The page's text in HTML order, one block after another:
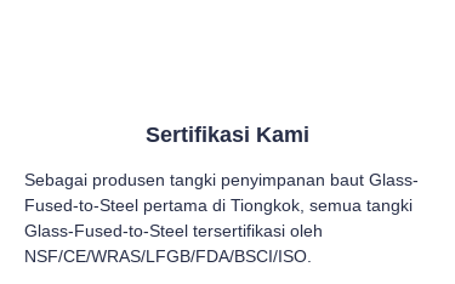
Sertifikasi Kami
Sebagai produsen tangki penyimpanan baut Glass-
Fused-to-Steel pertama di Tiongkok, semua tangki
Glass-Fused-to-Steel tersertifikasi oleh
NSF/CE/WRAS/LFGB/FDA/BSCI/ISO.